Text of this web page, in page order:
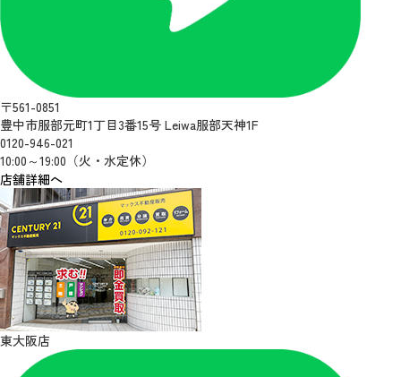
〒561-0851
豊中市服部元町1丁目3番15号 Leiwa服部天神1F
0120-946-021
10:00～19:00（火・水定休）
店舗詳細へ
東大阪店